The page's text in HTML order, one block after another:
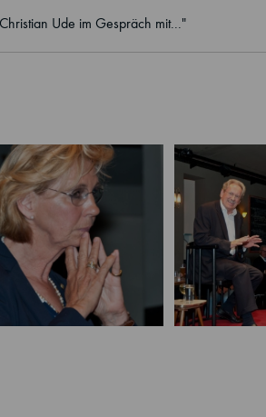
Ude im Gespräch mit..."